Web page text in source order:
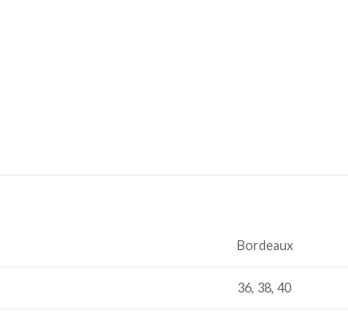
Bordeaux
36, 38, 40